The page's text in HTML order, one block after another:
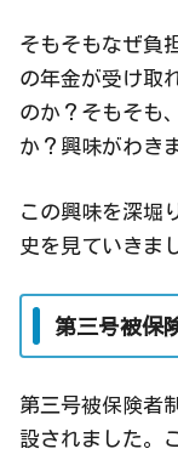
そもそもなぜ負
の年金が受け取
のか？そもそも
か？興味がわき
この興味を深堀
史を見ていきま
第三号被保
第三号被保険者
設されました。